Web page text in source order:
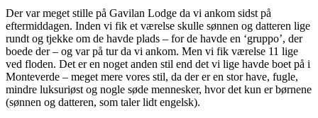
Der var meget stille på Gavilan Lodge da vi ankom sidst på
eftermiddagen. Inden vi fik et værelse skulle sønnen og datteren lige
rundt og tjekke om de havde plads – for de havde en ‘gruppo’, der
boede der – og var på tur da vi ankom. Men vi fik værelse 11 lige
ved floden. Det er en noget anden stil end det vi lige havde boet på i
Monteverde – meget mere vores stil, da der er en stor have, fugle,
mindre luksuriøst og nogle søde mennesker, hvor det kun er børnene
(sønnen og datteren, som taler lidt engelsk).